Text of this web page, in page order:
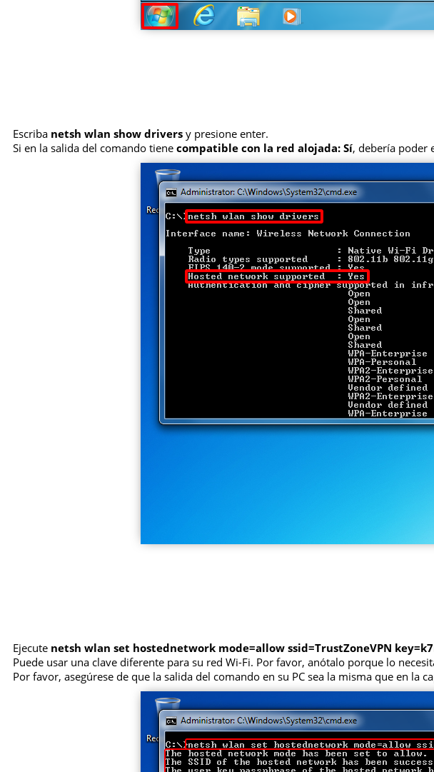
Escriba netsh wlan show drivers y presione enter.
Si en la salida del comando tienecompatible con la red alojada: Sí, debería poder
Ejecute netsh wlan set hostednetwork mode=allow ssid=TrustZoneVPN
Puede usar una clave diferente para su red Wi-Fi. Por favor, anótalo porque lo
Por favor, asegúrese de que la salida del comando en su PC sea la misma que en la